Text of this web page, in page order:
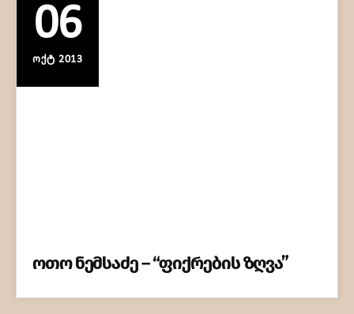
06
ᲝᲥᲢ 2013
ოთო ნემსაძე – “ფიქრების ზღვა”